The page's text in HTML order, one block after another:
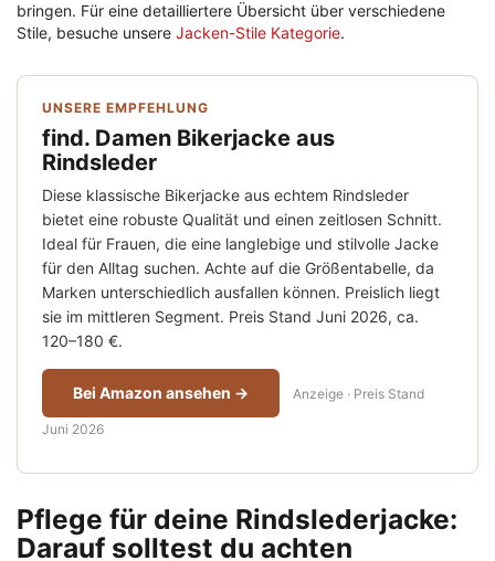
bringen. Für eine detailliertere Übersicht über verschiedene
Stile, besuche unsere Jacken-Stile Kategorie.
UNSERE EMPFEHLUNG
find. Damen Bikerjacke aus
Rindsleder
Diese klassische Bikerjacke aus echtem Rindsleder
bietet eine robuste Qualität und einen zeitlosen Schnitt.
Ideal für Frauen, die eine langlebige und stilvolle Jacke
für den Alltag suchen. Achte auf die Größentabelle, da
Marken unterschiedlich ausfallen können. Preislich liegt
sie im mittleren Segment. Preis Stand Juni 2026, ca.
120–180 €.
Bei Amazon ansehen → Anzeige · Preis Stand
Juni 2026
Pflege für deine Rindslederjacke:
Darauf solltest du achten